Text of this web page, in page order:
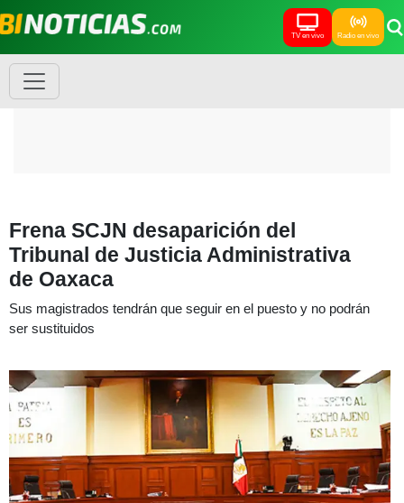
TV en vivo Radio en vivo
Frena SCJN desaparición del
Tribunal de Justicia Administrativa
de Oaxaca
Sus magistrados tendrán que seguir en el puesto y no podrán
ser sustituidos